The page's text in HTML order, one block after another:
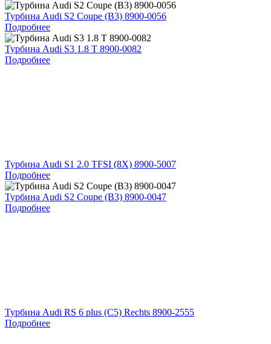
Турбина Audi S2 Coupe (B3) 8900-0056
Подробнее
Турбина Audi S3 1.8 T 8900-0082
Подробнее
Турбина Audi S1 2.0 TFSI (8X) 8900-5007
Подробнее
Турбина Audi S2 Coupe (B3) 8900-0047
Подробнее
Турбина Audi RS 6 plus (C5) Rechts 8900-2555
Подробнее